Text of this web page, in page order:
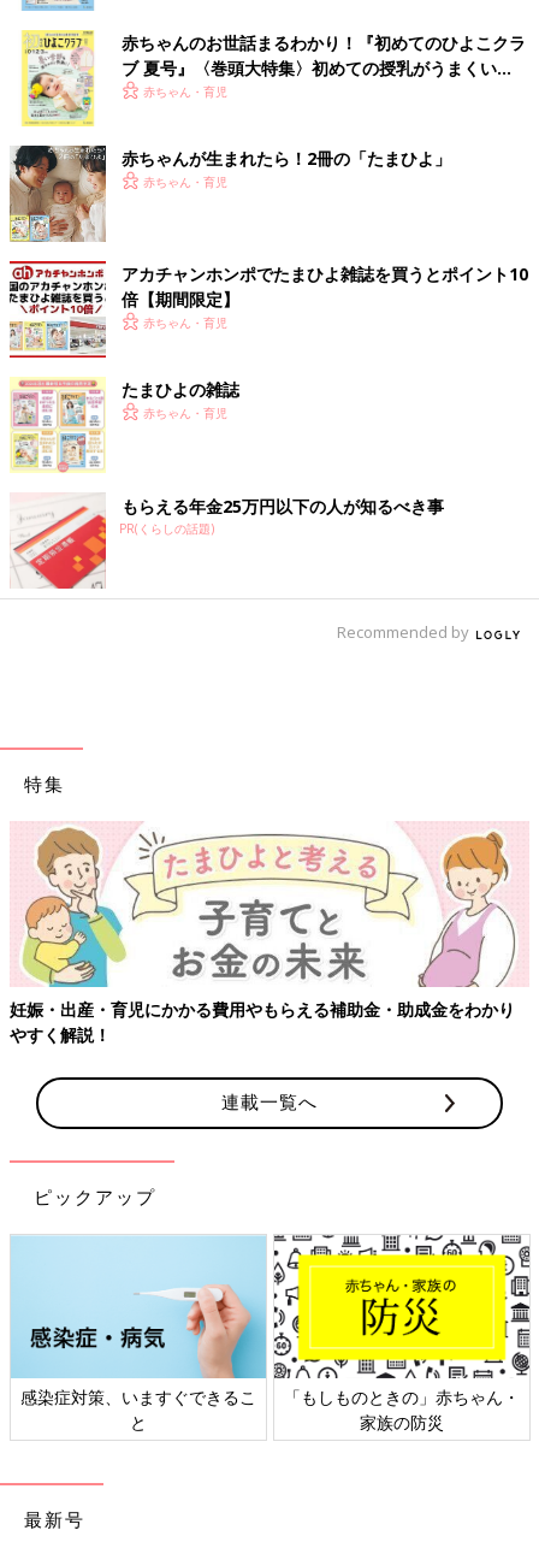
赤ちゃんのお世話まるわかり！『初めてのひよこクラ
ブ 夏号』〈巻頭大特集〉初めての授乳がうまくい
く！ おっぱい・ミルクの基本と夏のトラブル 解決テ
赤ちゃん・育児
赤ちゃんが生まれたら！2冊の「たまひよ」
赤ちゃん・育児
アカチャンホンポでたまひよ雑誌を買うとポイント10
倍【期間限定】
赤ちゃん・育児
たまひよの雑誌
赤ちゃん・育児
もらえる年金25万円以下の人が知るべき事
PR(くらしの話題)
Recommended by
特集
【ワクチン接種できるものも】妊婦の感染症対策、知っておいて！
連載一覧へ
ピックアップ
日本外来小児科学会リーフレッ
ト検討会
六星占術 細木かおりさんの人生
相談
最新号